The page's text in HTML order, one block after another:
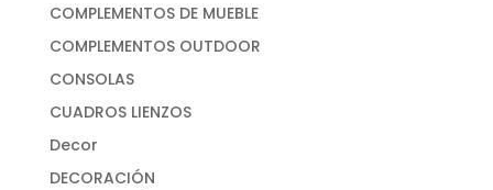
COMPLEMENTOS DE MUEBLE
COMPLEMENTOS OUTDOOR
CONSOLAS
CUADROS LIENZOS
Decor
DECORACIÓN